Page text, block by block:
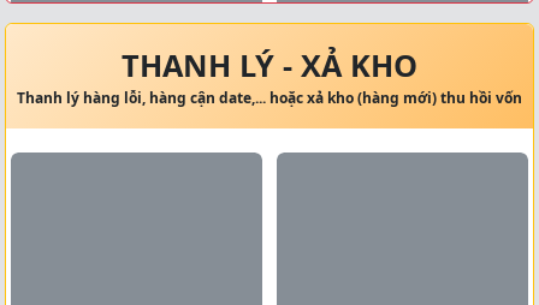
THANH LÝ - XẢ KHO
Thanh lý hàng lỗi, hàng cận date,... hoặc xả kho (hàng mới) thu hồi vốn